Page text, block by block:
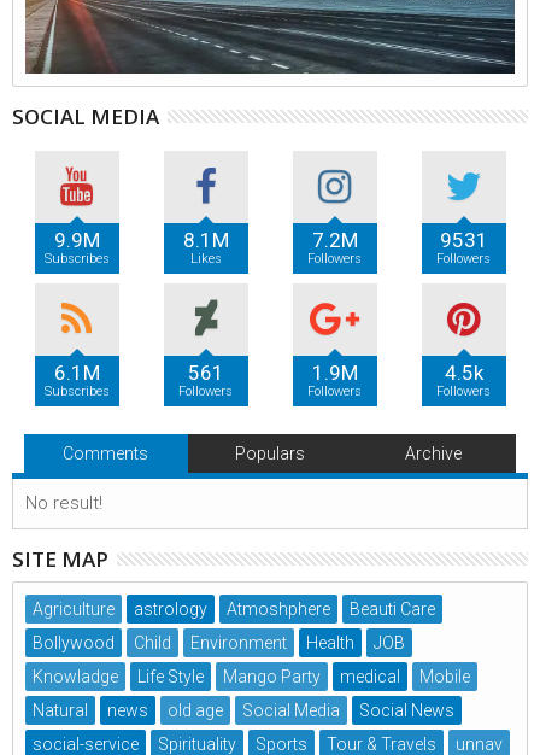
SOCIAL MEDIA
9.9M
Subscribes
8.1M
Likes
7.2M
Followers
9531
Followers
6.1M
Subscribes
561
Followers
1.9M
Followers
4.5k
Followers
Comments Populars Archive
No result!
SITE MAP
Agriculture astrology Atmoshphere
Beauti Care
Bollywood
Child Environment Health
JOB
Knowladge
Life Style Mango Party medical
Mobile
Natural
news old age Social Media
Social News
social-service
Spirituality Sports Tour & Travels
unnav